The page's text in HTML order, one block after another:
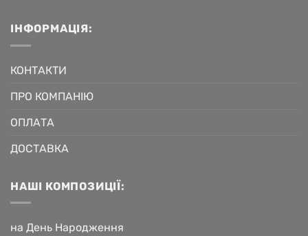
ІНФОРМАЦІЯ:
КОНТАКТИ
ПРО КОМПАНІЮ
ОПЛАТА
ДОСТАВКА
НАШІ КОМПОЗИЦІЇ:
на День Народження